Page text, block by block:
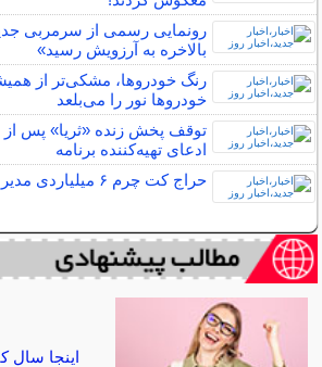
رونمایی رسمی از سرمربی
بالاخره به آرزویش رسید»
رنگ خودروها، مشکی‌تر از
خودروها نور را می‌بلعد
توقف پخش زنده «ثریا» پس از
ادعای تهیه‌کننده برنامه
حراج کت چرم ۶ میلیاردی مدیر «انویدیا» / عکس
اینجا سال